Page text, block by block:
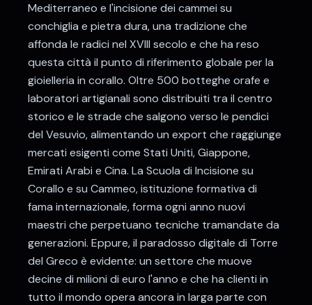
Mediterraneo e l'incisione dei cammei su
conchiglia e pietra dura, una tradizione che
affonda le radici nel XVIII secolo e che ha reso
questa città il punto di riferimento globale per la
gioielleria in corallo. Oltre 500 botteghe orafe e
laboratori artigianali sono distribuiti tra il centro
storico e le strade che salgono verso le pendici
del Vesuvio, alimentando un export che raggiunge
mercati esigenti come Stati Uniti, Giappone,
Emirati Arabi e Cina. La Scuola di Incisione su
Corallo e su Cammeo, istituzione formativa di
fama internazionale, forma ogni anno nuovi
maestri che perpetuano tecniche tramandate da
generazioni. Eppure, il paradosso digitale di Torre
del Greco è evidente: un settore che muove
decine di milioni di euro l'anno e che ha clienti in
tutto il mondo opera ancora in larga parte con